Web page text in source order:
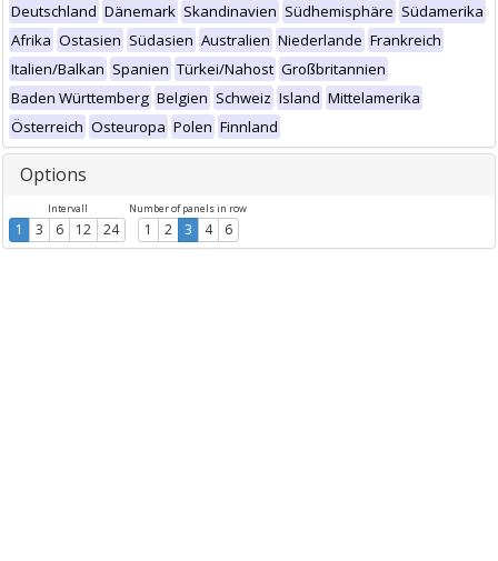
Deutschland Dänemark Skandinavien Südhemisphäre Südamerika
Afrika Ostasien Südasien Australien Niederlande Frankreich
Italien/Balkan Spanien Türkei/Nahost Großbritannien
Baden Württemberg Belgien Schweiz Island Mittelamerika
Österreich Osteuropa Polen Finnland
Options
Intervall
1 3 6 12 24
Number of panels in row
1 2 3 4 6